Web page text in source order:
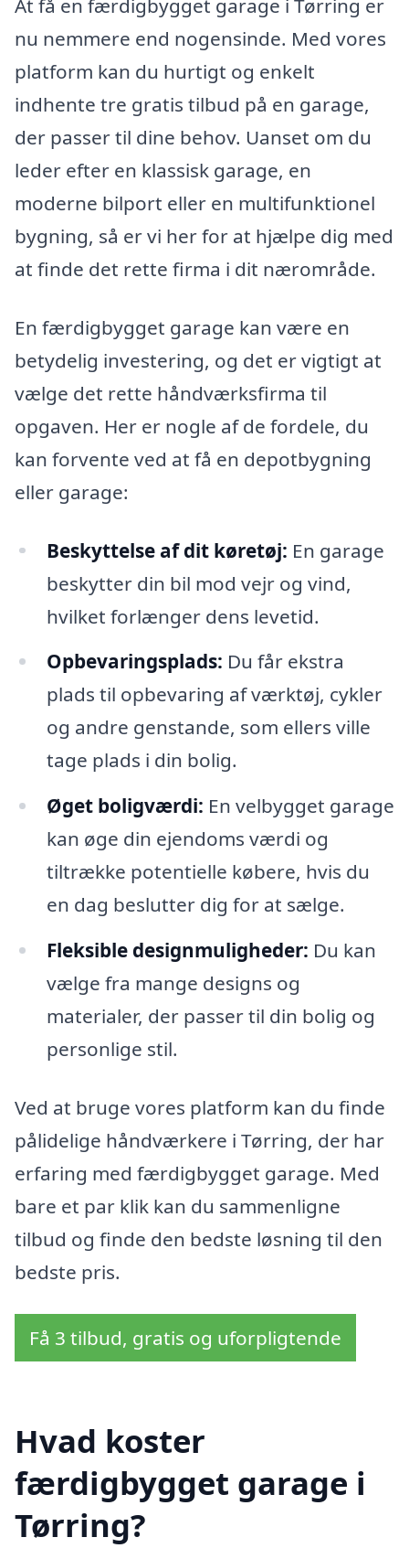
At få en færdigbygget garage i Tørring er
nu nemmere end nogensinde. Med vores
platform kan du hurtigt og enkelt
indhente tre gratis tilbud på en garage,
der passer til dine behov. Uanset om du
leder efter en klassisk garage, en
moderne bilport eller en multifunktionel
bygning, så er vi her for at hjælpe dig med
at finde det rette firma i dit nærområde.
En færdigbygget garage kan være en
betydelig investering, og det er vigtigt at
vælge det rette håndværksfirma til
opgaven. Her er nogle af de fordele, du
kan forvente ved at få en depotbygning
eller garage:
Beskyttelse af dit køretøj: En garage
beskytter din bil mod vejr og vind,
hvilket forlænger dens levetid.
Opbevaringsplads: Du får ekstra
plads til opbevaring af værktøj, cykler
og andre genstande, som ellers ville
tage plads i din bolig.
Øget boligværdi: En velbygget garage
kan øge din ejendoms værdi og
tiltrække potentielle købere, hvis du
en dag beslutter dig for at sælge.
Fleksible designmuligheder: Du kan
vælge fra mange designs og
materialer, der passer til din bolig og
personlige stil.
Ved at bruge vores platform kan du finde
pålidelige håndværkere i Tørring, der har
erfaring med færdigbygget garage. Med
bare et par klik kan du sammenligne
tilbud og finde den bedste løsning til den
bedste pris.
Få 3 tilbud, gratis og uforpligtende
Hvad koster
færdigbygget garage i
Tørring?